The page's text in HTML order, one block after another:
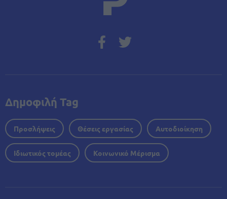
Δημοφιλή Tag
Προσλήψεις Θέσεις εργασίας Αυτοδιοίκηση
Ιδιωτικός τομέας Κοινωνικό Μέρισμα